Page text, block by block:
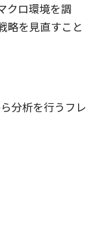
クロ環境を調
略を見直すこと
分析を行うフレ